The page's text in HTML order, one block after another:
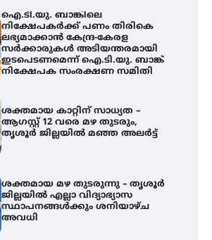
ഐ.ടി.യു. ബാങ്കിലെ
നിക്ഷേപകർക്ക് പണം തിരികെ
ലഭ്യമാക്കാൻ കേന്ദ്ര-കേരള
സർക്കാരുകൾ അടിയന്തരമായി
ഇടപെടണമെന്ന് ഐ.ടി.യു. ബാങ്ക്
നിക്ഷേപക സംരക്ഷണ സമിതി
ശക്തമായ കാറ്റിന് സാധ്യത –
ആഗസ്റ്റ് 12 വരെ മഴ തുടരും,
തൃശൂർ ജില്ലയിൽ മഞ്ഞ അലർട്ട്
ശക്തമായ മഴ തുടരുന്നു – തൃശൂർ
ജില്ലയിൽ എല്ലാ വിദ്യാഭ്യാസ
സ്ഥാപനങ്ങൾക്കും ശനിയാഴ്ച
അവധി